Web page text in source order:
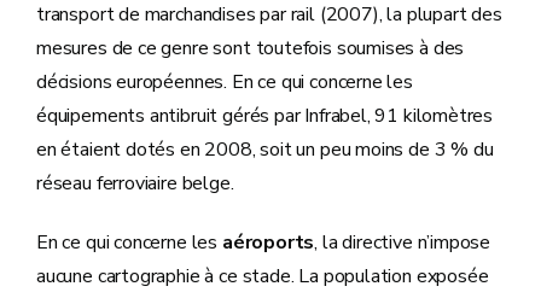
transport de marchandises par rail (2007), la plupart des
mesures de ce genre sont toutefois soumises à des
décisions européennes. En ce qui concerne les
équipements antibruit gérés par Infrabel, 91 kilomètres
en étaient dotés en 2008, soit un peu moins de 3 % du
réseau ferroviaire belge.
En ce qui concerne les aéroports, la directive n’impose
aucune cartographie à ce stade. La population exposée